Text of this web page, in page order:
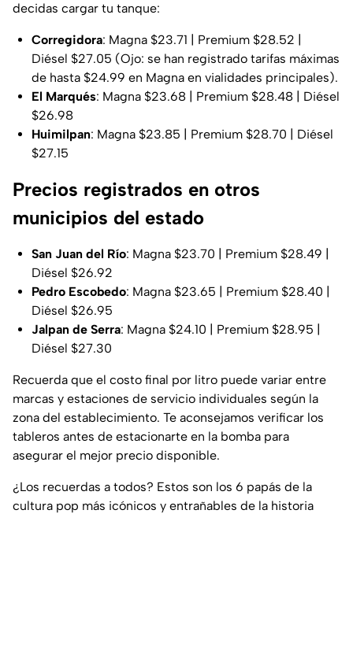
decidas cargar tu tanque:
Corregidora: Magna $23.71 | Premium $28.52 |
Diésel $27.05 (Ojo: se han registrado tarifas máximas
de hasta $24.99 en Magna en vialidades principales).
El Marqués: Magna $23.68 | Premium $28.48 | Diésel
$26.98
Huimilpan: Magna $23.85 | Premium $28.70 | Diésel
$27.15
Precios registrados en otros
municipios del estado
San Juan del Río: Magna $23.70 | Premium $28.49 |
Diésel $26.92
Pedro Escobedo: Magna $23.65 | Premium $28.40 |
Diésel $26.95
Jalpan de Serra: Magna $24.10 | Premium $28.95 |
Diésel $27.30
Recuerda que el costo final por litro puede variar entre
marcas y estaciones de servicio individuales según la
zona del establecimiento. Te aconsejamos verificar los
tableros antes de estacionarte en la bomba para
asegurar el mejor precio disponible.
¿Los recuerdas a todos? Estos son los 6 papás de la
cultura pop más icónicos y entrañables de la historia